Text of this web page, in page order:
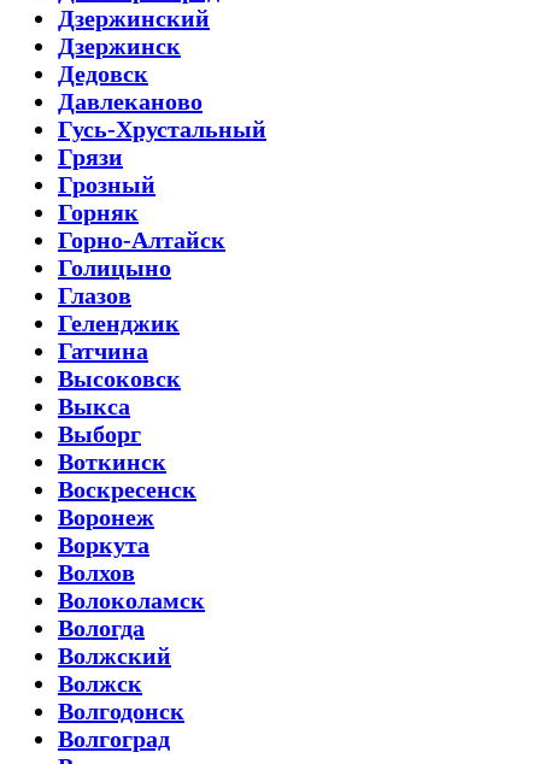
Дзержинский
Дзержинск
Дедовск
Давлеканово
Гусь-Хрустальный
Грязи
Грозный
Горняк
Горно-Алтайск
Голицыно
Глазов
Геленджик
Гатчина
Высоковск
Выкса
Выборг
Воткинск
Воскресенск
Воронеж
Воркута
Волхов
Волоколамск
Вологда
Волжский
Волжск
Волгодонск
Волгоград